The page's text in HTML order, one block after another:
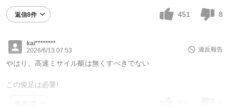
返信8件 451 8
kai********
2026/6/13 07:53
違反報告
やはり、高速ミサイル艇は無くすべきでない
この俊足は必要!